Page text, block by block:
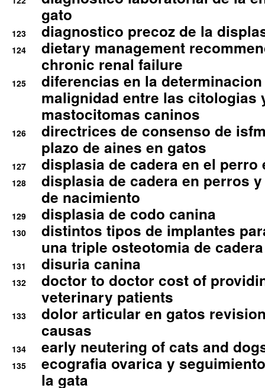
gato
123 diagnostico precoz de la
124
dietary management
chronic renal failure
125
diferencias en la
malignidad entre las citologias
mastocitomas caninos
126
directrices de consenso de
plazo de aines en gatos
127 displasia de cadera en el perro
128
displasia de cadera en perros
de nacimiento
129 displasia de codo canina
130
distintos tipos de implantes
una triple osteotomia de cadera
131 disuria canina
132
doctor to doctor cost of
veterinary patients
133
dolor articular en gatos
causas
134 early neutering of cats and
135
ecografia ovarica y
la gata